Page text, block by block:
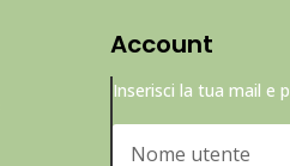
Account
Inserisci la tua mail e